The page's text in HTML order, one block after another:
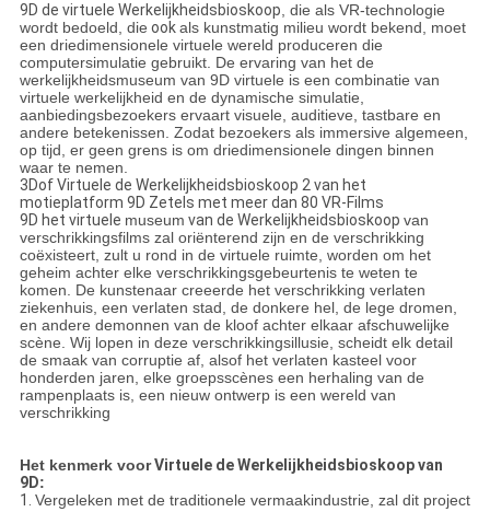
9D de virtuele Werkelijkheidsbioskoop, die als VR-technologie
wordt bedoeld, die ookals kunstmatig milieu wordt bekend, moet
een driedimensionele virtuele wereld produceren die
computersimulatie gebruikt. De ervaring van het de
werkelijkheidsmuseum van 9D virtuele is een combinatie van
virtuele werkelijkheid en de dynamische simulatie,
aanbiedingsbezoekers ervaart visuele, auditieve, tastbare en
andere betekenissen. Zodat bezoekers als immersive algemeen,
op tijd, er geen grens is om driedimensionele dingen binnen
waar te nemen.
3Dof Virtuele de Werkelijkheidsbioskoop 2 van het
motieplatform 9D Zetels met meer dan 80 VR-Films
9D het virtuele museum van de Werkelijkheidsbioskoop van
verschrikkingsfilms zal oriënterend zijn en de verschrikking
coëxisteert, zult u rond in de virtuele ruimte, worden om het
geheim achter elke verschrikkingsgebeurtenis te weten te
komen. De kunstenaar creeerde het verschrikking verlaten
ziekenhuis, een verlaten stad, de donkere hel, de lege dromen,
en andere demonnen van de kloof achter elkaar afschuwelijke
scène. Wij lopen in deze verschrikkingsillusie, scheidt elk detail
de smaak van corruptie af, alsof het verlaten kasteel voor
honderden jaren, elke groepsscènes een herhaling van de
rampenplaats is, een nieuw ontwerp is een wereld van
verschrikking
Het kenmerk voorVirtuele de Werkelijkheidsbioskoop van
9D:
1. Vergeleken met de traditionele vermaakindustrie, zal dit project